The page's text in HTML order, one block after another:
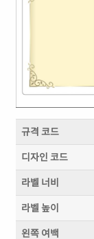
규격 코드
디자인 코드
라벨 너비
라벨 높이
왼쪽 여백